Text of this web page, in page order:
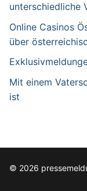
unterschiedliche
Online Casinos
über
Mit einem
ist
© 2026